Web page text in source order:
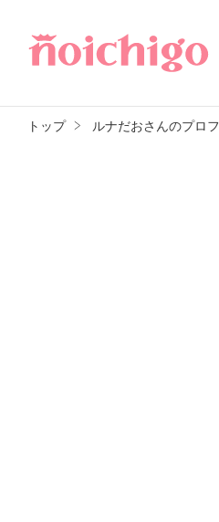
トップ ルナだおさんのプロ